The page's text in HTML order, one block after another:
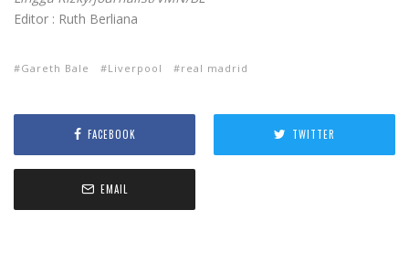
Editor : Ruth Berliana
Gareth Bale Liverpool real madrid
FACEBOOK TWITTER
EMAIL